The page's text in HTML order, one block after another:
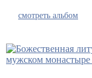
смотреть альбом